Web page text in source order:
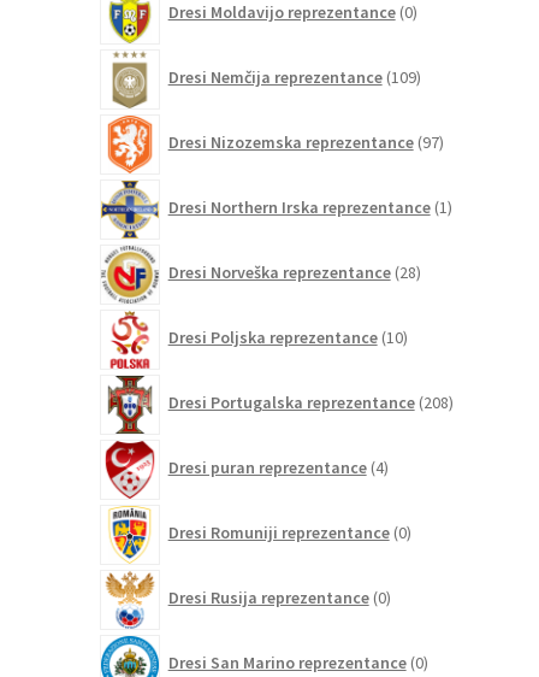
Dresi Moldavijo reprezentance 0izdelkov
Dresi Nemčija reprezentance 109izdelkov
Dresi Nizozemska reprezentance 97izdelkov
Dresi Northern Irska reprezentance 1izdelek
Dresi Norveška reprezentance 28izdelkov
Dresi Poljska reprezentance 10izdelkov
Dresi Portugalska reprezentance 208izdelkov
Dresi puran reprezentance 4izdelki
Dresi Romuniji reprezentance 0izdelkov
Dresi Rusija reprezentance 0izdelkov
Dresi San Marino reprezentance 0